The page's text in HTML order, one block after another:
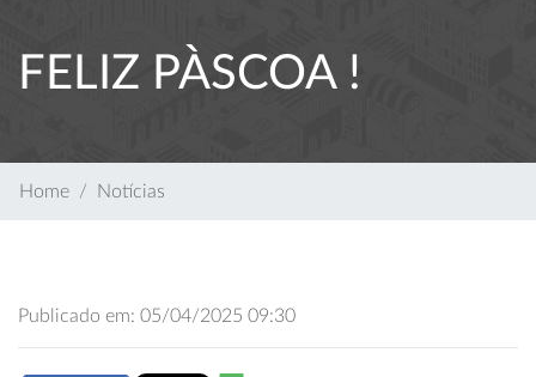
FELIZ PÀSCOA !
Home Notícias
Publicado em: 05/04/2025 09:30